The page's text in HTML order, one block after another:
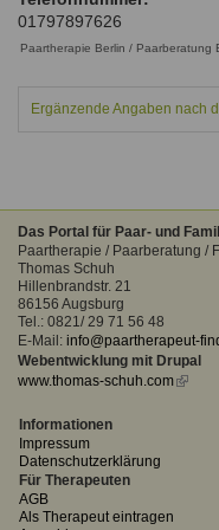
Seminare und
Fortbildungen
Ausbildungsinstitute
Fortbildungen
Passwort*
vergessen?
Anmelden
Sitemap
Formular zur
01797897626
Paartherapie Berlin / Paarberatung
Ergänzende Angaben nach
Das Portal für Paar- und
Paartherapie / Paarberatung /
Thomas Schuh
Hillenbrandstr. 21
86156 Augsburg
Tel.: 0821/ 29 71 56 48
E-Mail: info@paartherapeut-
Webentwicklung mit Drupal
www.thomas-schuh.com(link
Informationen
Impressum
Datenschutzerklärung
Für Therapeuten
AGB
Als Therapeut eintragen